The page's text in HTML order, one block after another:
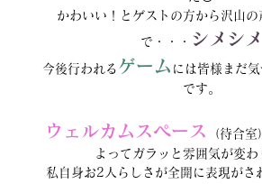
かわいい！とゲストの方から沢山の
で・・・ シメシメ
今後行われる ゲーム には皆様まだ
です。
ウェルカムスペース
（待合
よってガラッと雰囲気が変わ
私自身お2人らしさが全開に表現がさ